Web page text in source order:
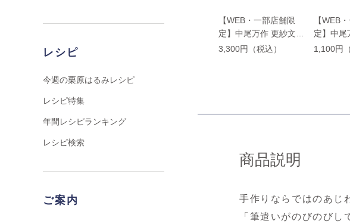
レシピ
今週の栗原はるみレシピ
レシピ特集
年間レシピランキング
レシピ検索
ご案内
5,500円（税込）
【WEB・一部店舗限
定】中尾万作 更紗文皿
12cm
3,300円（税込）
【WEB
定】中尾
置き
1,100円
商品説明
手作りならではのあじ
「筆遣いがのびのび